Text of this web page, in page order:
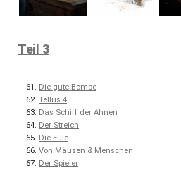
Teil 3
Die gute Bombe
Tellus 4
Das Schiff der Ahnen
Der Streich
Die Eule
Von Mäusen & Menschen
Der Spieler